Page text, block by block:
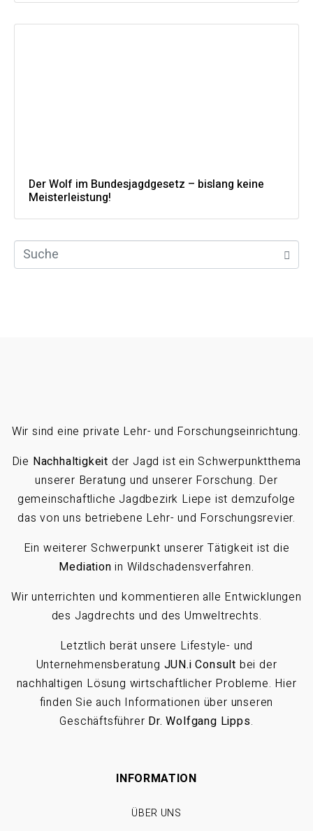
Der Wolf im Bundesjagdgesetz – bislang keine
Meisterleistung!
Wir sind eine private Lehr- und Forschungseinrichtung.
Die Nachhaltigkeit der Jagd ist ein Schwerpunktthema
unserer Beratung und unserer Forschung. Der
gemeinschaftliche Jagdbezirk Liepe ist demzufolge
das von uns betriebene Lehr- und Forschungsrevier.
Ein weiterer Schwerpunkt unserer Tätigkeit ist die
Mediation in Wildschadensverfahren.
Wir unterrichten und kommentieren alle Entwicklungen
des Jagdrechts und des Umweltrechts.
Letztlich berät unsere Lifestyle- und
Unternehmensberatung JUN.i Consult bei der
nachhaltigen Lösung wirtschaftlicher Probleme. Hier
finden Sie auch Informationen über unseren
Geschäftsführer Dr. Wolfgang Lipps.
INFORMATION
ÜBER UNS